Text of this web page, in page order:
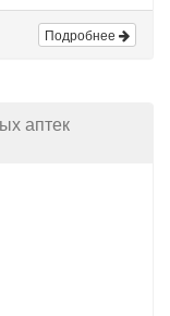
Подробнее
аптек